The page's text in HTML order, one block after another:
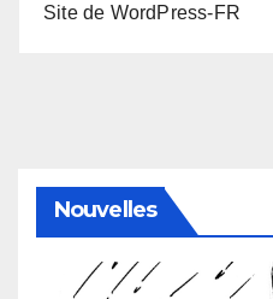
Site de WordPress-FR
Nouvelles